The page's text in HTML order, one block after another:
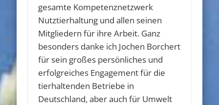
gesamte Kompetenznetzwerk
Nutztierhaltung und allen seinen
Mitgliedern für ihre Arbeit. Ganz
besonders danke ich Jochen Borchert
für sein großes persönliches und
erfolgreiches Engagement für die
tierhaltenden Betriebe in
Deutschland, aber auch für Umwelt